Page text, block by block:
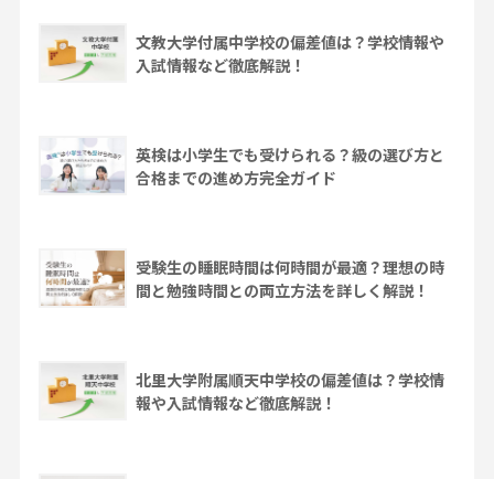
文教大学付属中学校の偏差値は？学校情報や
入試情報など徹底解説！
英検は小学生でも受けられる？級の選び方と
合格までの進め方完全ガイド
受験生の睡眠時間は何時間が最適？理想の時
間と勉強時間との両立方法を詳しく解説！
北里大学附属順天中学校の偏差値は？学校情
報や入試情報など徹底解説！